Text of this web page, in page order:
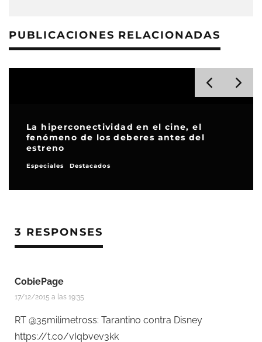
PUBLICACIONES RELACIONADAS
La hiperconectividad en el cine, el
fenómeno de los deberes antes del
estreno
Especiales Destacados
3 RESPONSES
CobiePage
17/12/2015 a las 19:35
RT @35milimetross: Tarantino contra Disney
https://t.co/vIqbvev3kk